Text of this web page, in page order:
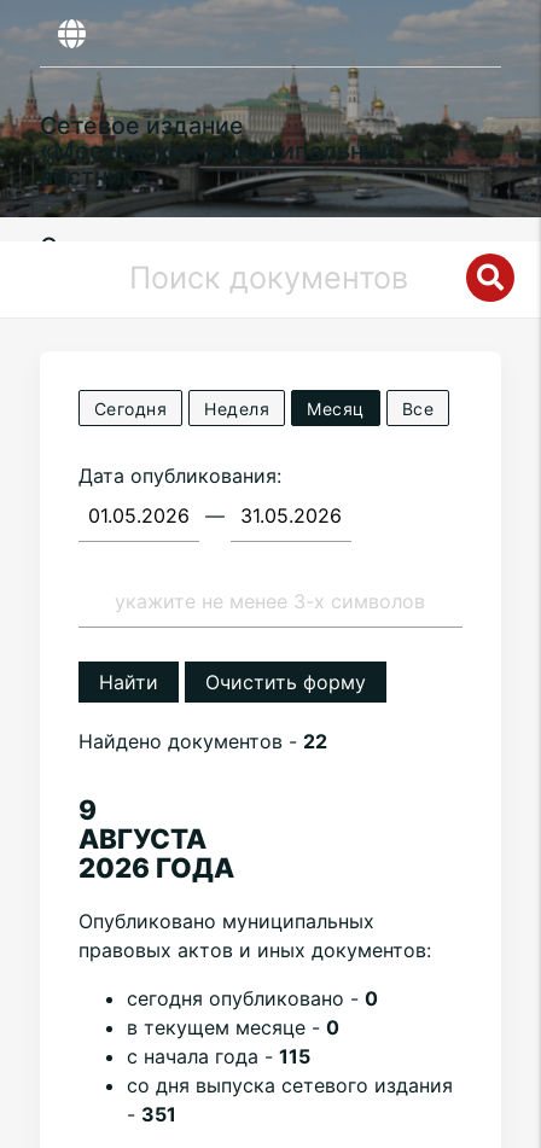
Сетевое издание
«Московский муниципальный
вестник»
Органы местного самоуправления
муниципального округаВороново
городе Москве
Сегодня Неделя Месяц Все
Дата опубликования:
—
Найти Очистить форму
Найдено документов - 22
9
АВГУСТА
2026 ГОДА
Опубликовано муниципальных
правовых актов и иных документов:
cегодня опубликовано - 0
в текущем месяце - 0
с начала года - 115
со дня выпуска сетевого издания
- 351